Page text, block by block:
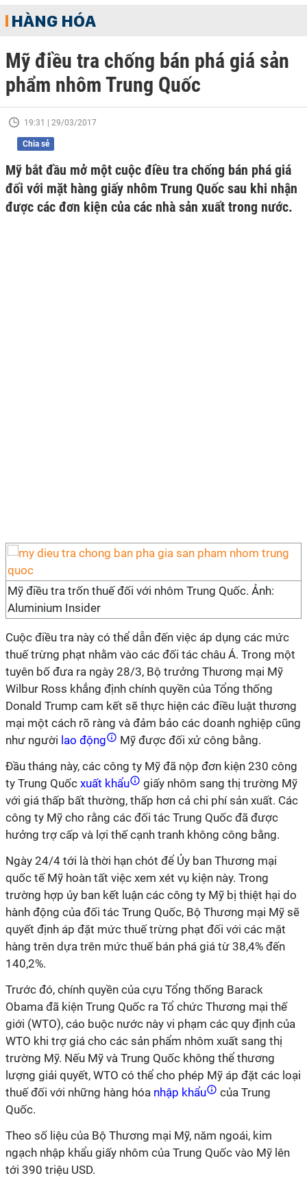
HÀNG HÓA
Mỹ điều tra chống bán phá giá sản
phẩm nhôm Trung Quốc
19:31 | 29/03/2017
Chia sẻ
Mỹ bắt đầu mở một cuộc điều tra chống bán phá giá
đối với mặt hàng giấy nhôm Trung Quốc sau khi nhận
được các đơn kiện của các nhà sản xuất trong nước.
Mỹ điều tra trốn thuế đối với nhôm Trung Quốc. Ảnh:
Aluminium Insider
Cuộc điều tra này có thể dẫn đến việc áp dụng các mức
thuế trừng phạt nhằm vào các đối tác châu Á. Trong một
tuyên bố đưa ra ngày 28/3, Bộ trưởng Thương mại Mỹ
Wilbur Ross khẳng định chính quyền của Tổng thống
Donald Trump cam kết sẽ thực hiện các điều luật thương
mại một cách rõ ràng và đảm bảo các doanh nghiệp cũng
như người lao động
Mỹ được đối xử công bằng.
Đầu tháng này, các công ty Mỹ đã nộp đơn kiện 230 công
ty Trung Quốc xuất khẩu
giấy nhôm sang thị trường Mỹ
với giá thấp bất thường, thấp hơn cả chi phí sản xuất. Các
công ty Mỹ cho rằng các đối tác Trung Quốc đã được
hưởng trợ cấp và lợi thế cạnh tranh không công bằng.
Ngày 24/4 tới là thời hạn chót để Ủy ban Thương mại
quốc tế Mỹ hoàn tất việc xem xét vụ kiện này. Trong
trường hợp ủy ban kết luận các công ty Mỹ bị thiệt hại do
hành động của đối tác Trung Quốc, Bộ Thương mại Mỹ sẽ
quyết định áp đặt mức thuế trừng phạt đối với các mặt
hàng trên dựa trên mức thuế bán phá giá từ 38,4% đến
140,2%.
Trước đó, chính quyền của cựu Tổng thống Barack
Obama đã kiện Trung Quốc ra Tổ chức Thương mại thế
giới (WTO), cáo buộc nước này vi phạm các quy định của
WTO khi trợ giá cho các sản phẩm nhôm xuất sang thị
trường Mỹ. Nếu Mỹ và Trung Quốc không thể thương
lượng giải quyết, WTO có thể cho phép Mỹ áp đặt các loại
thuế đối với những hàng hóa nhập khẩu
của Trung
Quốc.
Theo số liệu của Bộ Thương mại Mỹ, năm ngoái, kim
ngạch nhập khẩu giấy nhôm của Trung Quốc vào Mỹ lên
tới 390 triệu USD.